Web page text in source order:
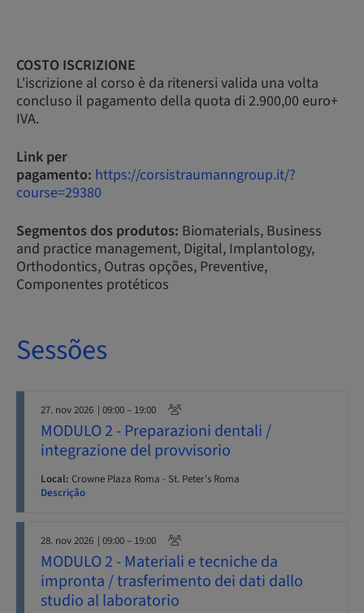
COSTO ISCRIZIONE
L'iscrizione al corso è da ritenersi valida una volta
concluso il pagamento della quota di 2.900,00 euro+
IVA.
Link per
pagamento: https://corsistraumanngroup.it/?
course=29380
Segmentos dos produtos: Biomaterials, Business
and practice management, Digital, Implantology,
Orthodontics, Outras opções, Preventive,
Componentes protéticos
Sessões
27. nov 2026 | 09:00 – 19:00
MODULO 2 - Preparazioni dentali /
integrazione del provvisorio
Local: Crowne Plaza Roma - St. Peter's Roma
Descrição
28. nov 2026 | 09:00 – 19:00
MODULO 2 - Materiali e tecniche da
impronta / trasferimento dei dati dallo
studio al laboratorio